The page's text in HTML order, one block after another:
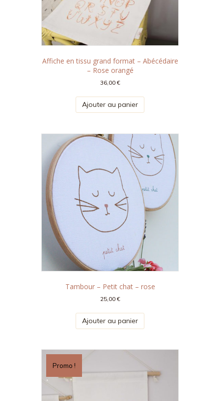
Affiche en tissu grand format – Abécédaire
– Rose orangé
36,00€
Ajouter au panier
Tambour – Petit chat – rose
25,00€
Ajouter au panier
Promo !